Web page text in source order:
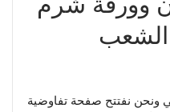
الشعب
ونحن نفتتح صفحة تفاوضية